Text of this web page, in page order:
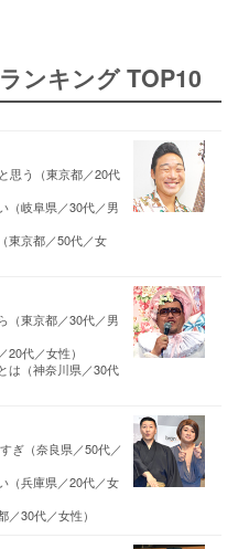
ンキング TOP10
思う（東京都／20代
（岐阜県／30代／男
東京都／50代／女
（東京都／30代／男
代／女性）
は（神奈川県／30代
ぎ（奈良県／50代／
（兵庫県／20代／女
30代／女性）